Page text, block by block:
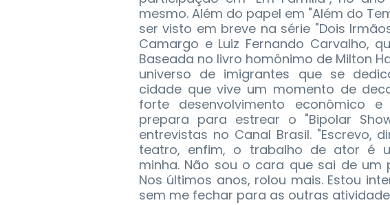
mesmo. Além do papel em "Além do
ser visto em breve na série "Dois
Camargo e Luiz Fernando Carvalho,
Baseada no livro homônimo de Milton
universo de imigrantes que se
cidade que vive um momento de
forte desenvolvimento econômico
prepara para estrear o "Bipolar
entrevistas no Canal Brasil. "Escrevo,
teatro, enfim, o trabalho de ator é
minha. Não sou o cara que sai de
Nos últimos anos, rolou mais. Estou
sem me fechar para as outras